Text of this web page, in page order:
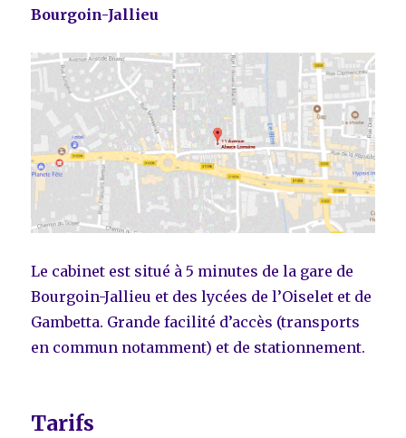
Bourgoin-Jallieu
Le cabinet est situé à 5 minutes de la gare de
Bourgoin-Jallieu et des lycées de l’Oiselet et de
Gambetta. Grande facilité d’accès (transports
en commun notamment) et de stationnement.
Tarifs